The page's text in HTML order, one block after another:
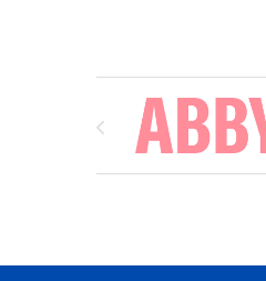
Brands Carousel